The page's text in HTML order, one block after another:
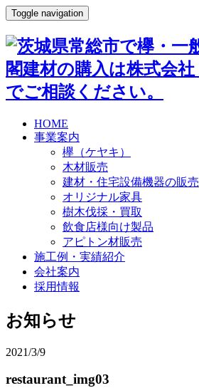
Toggle navigation
HOME
事業案内
欅（ケヤキ）
木材販売
建材・住宅設備機器の販売
オリジナル家具
樹木伐採・買取
飲食店様向け製品
アピトン材販売
施工例・実績紹介
会社案内
採用情報
お知らせ
2021/3/9
restaurant_img03